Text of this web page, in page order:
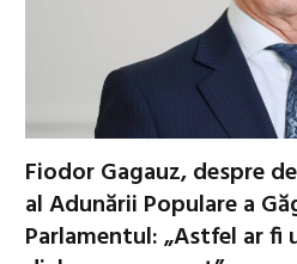
Fiodor Gagauz, despre
al Adunării Populare a
Parlamentul: „Astfel ar fi